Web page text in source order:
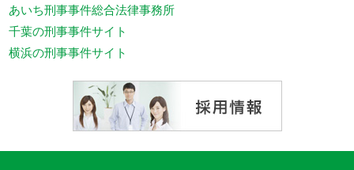
あいち刑事事件総合法律事務所
千葉の刑事事件サイト
横浜の刑事事件サイト